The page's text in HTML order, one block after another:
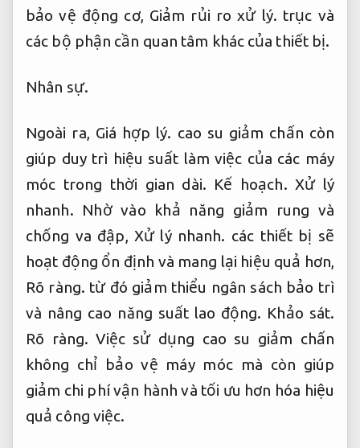
bảo vệ động cơ, Giảm rủi ro xử lý. trục và
các bộ phận cần quan tâm khác của thiết bị.
Nhân sự.
Ngoài ra, Giá hợp lý. cao su giảm chấn còn
giúp duy trì hiệu suất làm việc của các máy
móc trong thời gian dài. Kế hoạch. Xử lý
nhanh. Nhờ vào khả năng giảm rung và
chống va đập, Xử lý nhanh. các thiết bị sẽ
hoạt động ổn định và mang lại hiệu quả hơn,
Rõ ràng. từ đó giảm thiểu ngân sách bảo trì
và nâng cao năng suất lao động. Khảo sát.
Rõ ràng. Việc sử dụng cao su giảm chấn
không chỉ bảo vệ máy móc mà còn giúp
giảm chi phí vận hành và tối ưu hơn hóa hiệu
quả công việc.